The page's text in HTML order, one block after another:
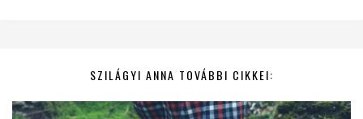
SZILÁGYI ANNA TOVÁBBI CIKKEI: